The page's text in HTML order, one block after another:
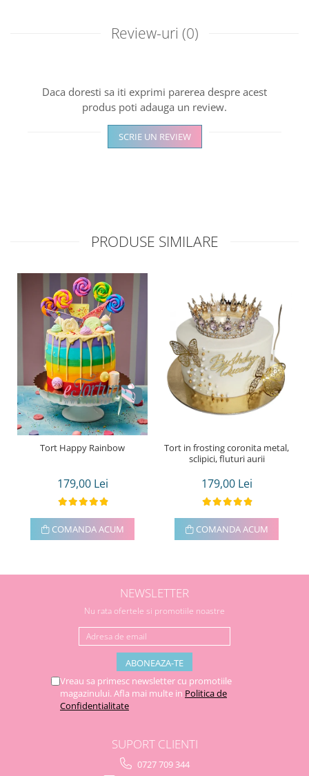
Review-uri (0)
Daca doresti sa iti exprimi parerea despre acest
produs poti adauga un review.
SCRIE UN REVIEW
PRODUSE SIMILARE
Tort Happy Rainbow
179,00 Lei
COMANDA ACUM
Tort in frosting coronita metal,
sclipici, fluturi aurii
179,00 Lei
COMANDA ACUM
NEWSLETTER
Nu rata ofertele si promotiile noastre
Vreau sa primesc newsletter cu promotiile
magazinului. Afla mai multe in Politica de
Confidentialitate
SUPORT CLIENTI
0727 709 344